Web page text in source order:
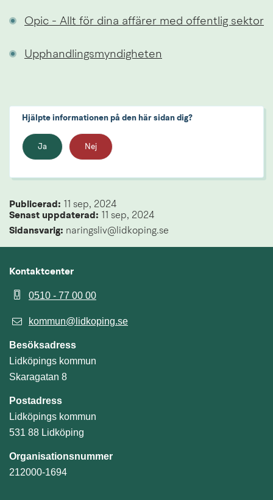
Opic - Allt för dina affärer med offentlig sektor
Upphandlingsmyndigheten
Hjälpte informationen på den här sidan dig?
Ja Nej
Publicerad:
11 sep, 2024
Senast uppdaterad:
11 sep, 2024
Sidansvarig: naringsliv@lidkoping.se
Kontaktcenter
0510 - 77 00 00
kommun@lidkoping.se
Besöksadress
Lidköpings kommun
Skaragatan 8
Postadress
Lidköpings kommun
531 88 Lidköping
Organisationsnummer
212000-1694